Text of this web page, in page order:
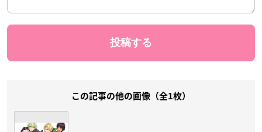
この記事の他の画像（全1枚）